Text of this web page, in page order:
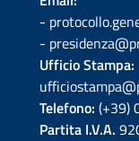
-
-
Ufficio Stampa:
Telefono: (+39)
Partita I.V.A.